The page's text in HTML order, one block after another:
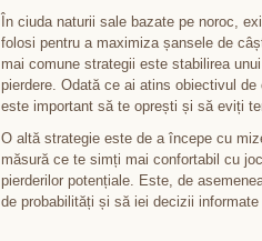
În ciuda naturii sale bazate pe noroc,
folosi pentru a maximiza șansele de
mai comune strategii este stabilirea
pierdere. Odată ce ai atins obiectivul
este important să te oprești și să eviți
O altă strategie este de a începe cu
măsură ce te simți mai confortabil cu
pierderilor potențiale. Este, de
de probabilități și să iei decizii